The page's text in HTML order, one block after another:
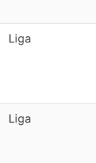
Liga
Liga